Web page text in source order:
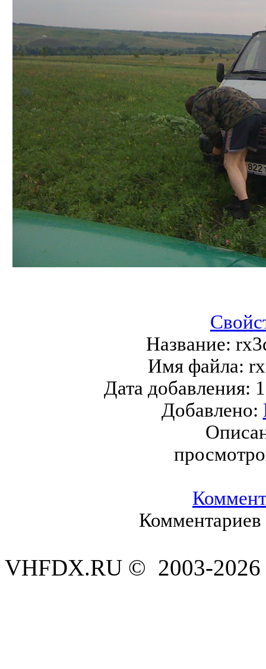
Название:
Имя файла:
Дата добавления:
Добавлено:
Комментариев
VHFDX.RU © 2003-2026